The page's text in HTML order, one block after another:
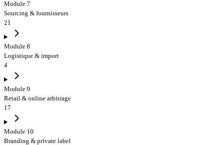
Module 7
Sourcing & fournisseurs
21
Module 8
Logistique & import
4
Module 9
Retail & online arbitrage
17
Module 10
Branding & private label